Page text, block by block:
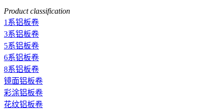
Product classification
1系铝板卷
3系铝板卷
5系铝板卷
6系铝板卷
8系铝板卷
镜面铝板卷
彩涂铝板卷
花纹铝板卷